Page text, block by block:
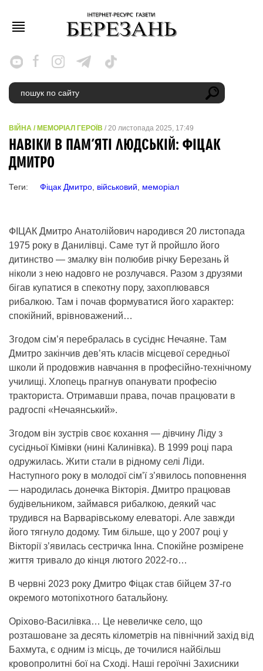
ВІЙНА / МЕМОРІАЛ ГЕРОЇВ / 20 листопада 2025, 17:49
НАВІКИ В ПАМ’ЯТІ ЛЮДСЬКІЙ: ФІЦАК
ДМИТРО
Теги: Фіцак Дмитро військовий меморіал
ФІЦАК Дмитро Анатолійович народився 20 листопада
1975 року в Данилівці. Саме тут й пройшло його
дитинство — змалку він полюбив річку Березань й
ніколи з нею надовго не розлучався. Разом з друзями
бігав купатися в спекотну пору, захоплювався
рибалкою. Там і почав формуватися його характер:
спокійний, врівноважений…
Згодом сім’я перебралась в сусіднє Нечаяне. Там
Дмитро закінчив дев’ять класів місцевої середньої
школи й продовжив навчання в професійно-технічному
училищі. Хлопець прагнув опанувати професію
тракториста. Отримавши права, почав працювати в
радгоспі «Нечаянський».
Згодом він зустрів своє кохання — дівчину Ліду з
сусідньої Кімівки (нині Калинівка). В 1999 році пара
одружилась. Жити стали в рідному селі Ліди.
Наступного року в молодої сім’ї з’явилось поповнення
— народилась донечка Вікторія. Дмитро працював
будівельником, займався рибалкою, деякий час
трудився на Варварівському елеваторі. Але завжди
його тягнуло додому. Тим більше, що у 2007 році у
Вікторії з’явилась сестричка Інна. Спокійне розмірене
життя тривало до кінця лютого 2022-го…
В червні 2023 року Дмитро Фіцак став бійцем 37-го
окремого мотопіхотного батальйону.
Оріхово-Василівка… Це невеличке село, що
розташоване за десять кілометрів на північний захід від
Бахмута, є одним із місць, де точилися найбільш
кровопролитні бої на Сході. Наші героїчні Захисники